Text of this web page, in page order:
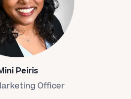
Peiris
Officer